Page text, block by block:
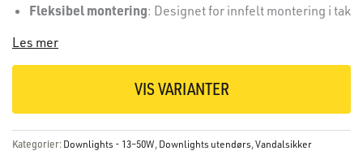
Fleksibel montering: Designet for innfelt montering i tak
Les mer
VIS VARIANTER
Kategorier: Downlights - 13–50W, Downlights utendørs, Vandalsikker